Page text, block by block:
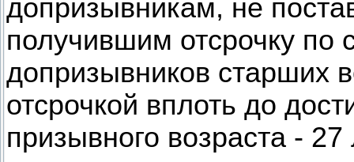
допризывникам, не
получившим отсрочку по
допризывников старших
отсрочкой вплоть до
призывного возраста -